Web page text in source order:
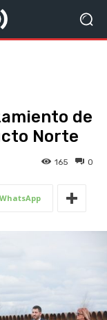
de
Norte
0
165
WhatsApp